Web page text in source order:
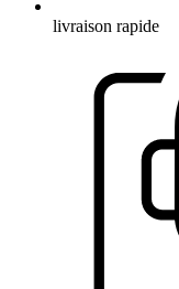
livraison rapide